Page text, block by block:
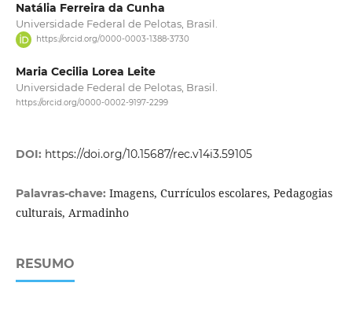
Natália Ferreira da Cunha
Universidade Federal de Pelotas, Brasil.
https://orcid.org/0000-0003-1388-3730
Maria Cecilia Lorea Leite
Universidade Federal de Pelotas, Brasil.
https://orcid.org/0000-0002-9197-2299
DOI: https://doi.org/10.15687/rec.v14i3.59105
Palavras-chave: Imagens, Currículos escolares, Pedagogias
culturais, Armadinho
RESUMO